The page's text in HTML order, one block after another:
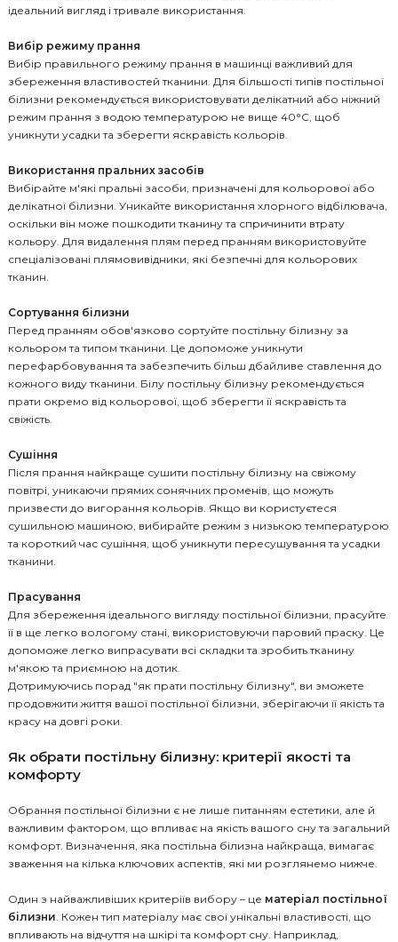
ідеальний вигляд і тривале використання.
Вибір режиму прання
Вибір правильного режиму прання в машинці важливий для
збереження властивостей тканини. Для більшості типів постільної
білизни рекомендується використовувати делікатний або ніжний
режим прання з водою температурою не вище 40°C, щоб
уникнути усадки та зберегти яскравість кольорів.
Використання пральних засобів
Вибірайте м'які пральні засоби, призначені для кольорової або
делікатної білизни. Уникайте використання хлорного відбілювача,
оскільки він може пошкодити тканину та спричинити втрату
кольору. Для видалення плям перед пранням використовуйте
спеціалізовані плямовивідники, які безпечні для кольорових
тканин.
Сортування білизни
Перед пранням обов'язково сортуйте постільну білизну за
кольором та типом тканини. Це допоможе уникнути
перефарбовування та забезпечить більш дбайливе ставлення до
кожного виду тканини. Білу постільну білизну рекомендується
прати окремо від кольорової, щоб зберегти її яскравість та
свіжість.
Сушіння
Після прання найкраще сушити постільну білизну на свіжому
повітрі, уникаючи прямих сонячних променів, що можуть
призвести до вигорання кольорів. Якщо ви користуєтеся
сушильною машиною, вибирайте режим з низькою температурою
та короткий час сушіння, щоб уникнути пересушування та усадки
тканини.
Прасування
Для збереження ідеального вигляду постільної білизни, прасуйте
її в ще легко вологому стані, використовуючи паровий праску. Це
допоможе легко випрасувати всі складки та зробить тканину
м'якою та приємною на дотик.
Дотримуючись порад "як прати постільну білизну", ви зможете
продовжити життя вашої постільної білизни, зберігаючи її якість та
красу на довгі роки.
Як обрати постільну білизну: критерії якості та
комфорту
Обрання постільної білизни є не лише питанням естетики, але й
важливим фактором, що впливає на якість вашого сну та загальний
комфорт. Визначення, яка постільна білизна найкраща, вимагає
зваження на кілька ключових аспектів, які ми розглянемо нижче.
Один з найважливіших критеріїв вибору – це матеріал постільної
білизни . Кожен тип матеріалу має свої унікальні властивості, що
впливають на відчуття на шкірі та комфорт сну. Наприклад,